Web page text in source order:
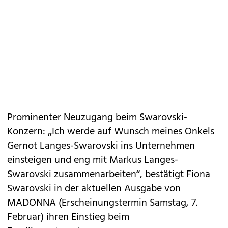
Prominenter Neuzugang beim Swarovski-
Konzern: „Ich werde auf Wunsch meines Onkels
Gernot Langes-Swarovski ins Unternehmen
einsteigen und eng mit Markus Langes-
Swarovski zusammenarbeiten“, bestätigt Fiona
Swarovski in der aktuellen Ausgabe von
MADONNA (Erscheinungstermin Samstag, 7.
Februar) ihren Einstieg beim